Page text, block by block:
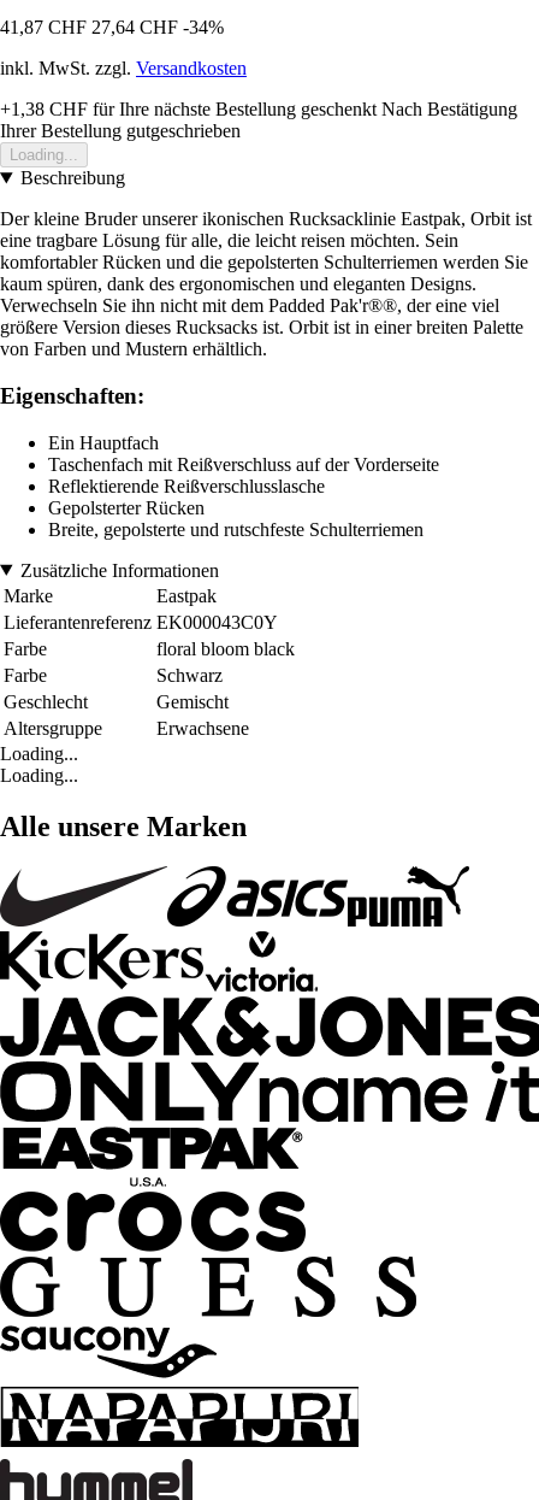
41,87 CHF 27,64 CHF -34%
inkl. MwSt. zzgl. Versandkosten
+1,38 CHF für Ihre nächste Bestellung geschenkt Nach Bestätigung
Ihrer Bestellung gutgeschrieben
Loading...
Beschreibung
Der kleine Bruder unserer ikonischen Rucksacklinie Eastpak, Orbit ist
eine tragbare Lösung für alle, die leicht reisen möchten. Sein
komfortabler Rücken und die gepolsterten Schulterriemen werden Sie
kaum spüren, dank des ergonomischen und eleganten Designs.
Verwechseln Sie ihn nicht mit dem Padded Pak'r®®, der eine viel
größere Version dieses Rucksacks ist. Orbit ist in einer breiten Palette
von Farben und Mustern erhältlich.
Eigenschaften:
Ein Hauptfach
Taschenfach mit Reißverschluss auf der Vorderseite
Reflektierende Reißverschlusslasche
Gepolsterter Rücken
Breite, gepolsterte und rutschfeste Schulterriemen
Zusätzliche Informationen
Marke
Eastpak
Lieferantenreferenz EK000043C0Y
Farbe
floral bloom black
Farbe
Schwarz
Geschlecht
Gemischt
Altersgruppe
Erwachsene
Loading...
Loading...
Alle unsere Marken